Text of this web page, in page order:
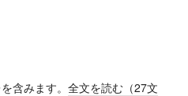
含みます。 全文を読む（27文